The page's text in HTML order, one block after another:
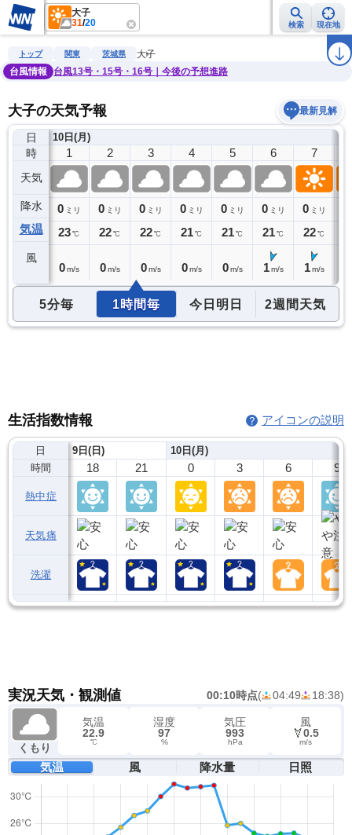
大子
31/20 検索 現在地
雨雲レーダー 台風情報 地震情報 ラ
トップ 関東 茨城県
大子
台風情報
台風13号・15号・16号｜今後の予想進路
大子の天気予報 最新見解
日
時
天気
降水
気温
風
10日(月)
0
0ミリ
23℃
1
0 ミリ
23℃
0 m/s
2
0 ミリ
22℃
0 m/s
3
0 ミリ
22℃
0 m/s
4
0 ミリ
21℃
0 m/s
5
0 ミリ
21℃
0 m/s
6
0 ミリ
21℃
1 m/s
7
0 ミリ
22℃
1 m/s
5分毎 1時間毎 今日明日 2週間天気
生活指数情報 アイコンの説明
日
時間
熱中症
天気痛
洗濯
9日(日)
18 21
10日(月)
0 3 6 9
実況天気・観測値 00:10時点( 04:49 18:38)
くもり
気温
22.9
℃
湿度
97
%
気圧
993
hPa
風
0.5
m/s
気温 風 降水量 日照